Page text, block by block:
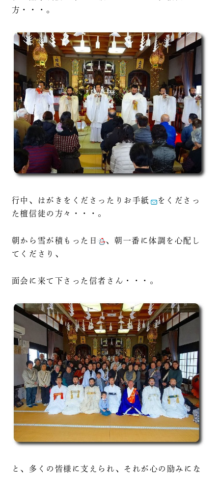
方・・・。
行中、はがきをくださったりお手紙
をくださっ
た檀信徒の方々・・・。
朝から雪が積もった日
、朝一番に体調を心配し
てくださり、
面会に来て下さった信者さん・・・。
と、多くの皆様に支えられ、それが心の励みにな